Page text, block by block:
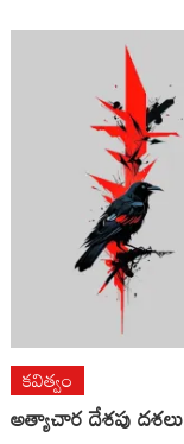
కవిత్వం
అత్యాచార దేశపు దశలు